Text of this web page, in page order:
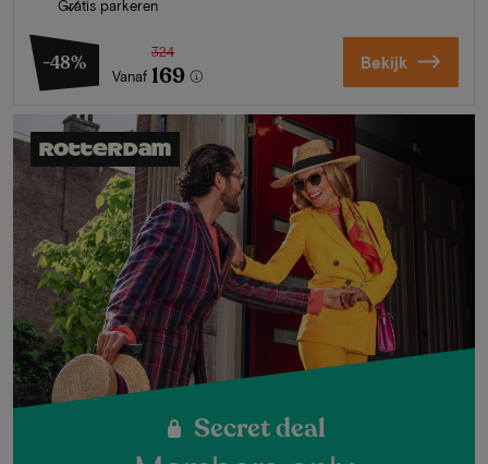
Gratis parkeren
-48%
Vanaf
324
169 Bekijk
Rotterdam
Secret deal